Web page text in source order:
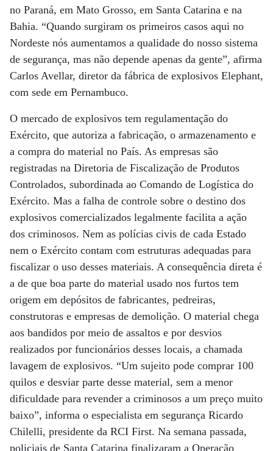
no Paraná, em Mato Grosso, em Santa Catarina e na
Bahia. “Quando surgiram os primeiros casos aqui no
Nordeste nós aumentamos a qualidade do nosso sistema
de segurança, mas não depende apenas da gente”, afirma
Carlos Avellar, diretor da fábrica de explosivos Elephant,
com sede em Pernambuco.
O mercado de explosivos tem regulamentação do
Exército, que autoriza a fabricação, o armazenamento e
a compra do material no País. As empresas são
registradas na Diretoria de Fiscalização de Produtos
Controlados, subordinada ao Comando de Logística do
Exército. Mas a falha de controle sobre o destino dos
explosivos comercializados legalmente facilita a ação
dos criminosos. Nem as polícias civis de cada Estado
nem o Exército contam com estruturas adequadas para
fiscalizar o uso desses materiais. A consequência direta é
a de que boa parte do material usado nos furtos tem
origem em depósitos de fabricantes, pedreiras,
construtoras e empresas de demolição. O material chega
aos bandidos por meio de assaltos e por desvios
realizados por funcionários desses locais, a chamada
lavagem de explosivos. “Um sujeito pode comprar 100
quilos e desviar parte desse material, sem a menor
dificuldade para revender a criminosos a um preço muito
baixo”, informa o especialista em segurança Ricardo
Chilelli, presidente da RCI First. Na semana passada,
policiais de Santa Catarina finalizaram a Operação